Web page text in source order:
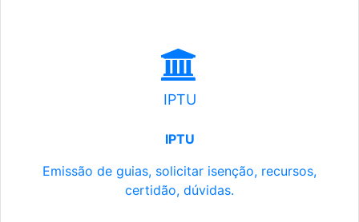
IPTU
IPTU
Emissão de guias, solicitar isenção, recursos,
certidão, dúvidas.